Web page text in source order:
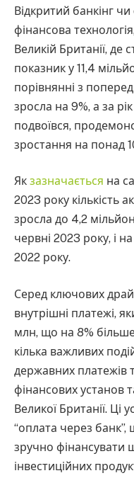
Відкритий банкінг
фінансова
Великій Британії,
показник у 11,4
порівнянні з
зросла на 9%, а за
подвоївся,
зростання на понад
Як зазначається на
2023 року кількість
зросла до 4,2
червні 2023 року, і
2022 року.
Серед ключових
внутрішні платежі,
млн, що на 8%
кілька важливих
державних платежів
фінансових установ
Великої Британії. Ці
“оплата через
зручно
інвестиційних